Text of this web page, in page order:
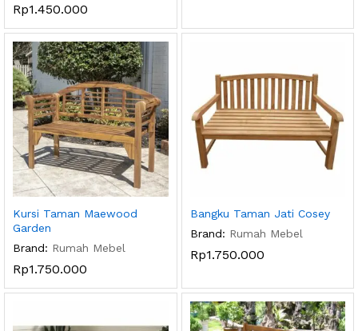
Rp1.450.000
Kursi Taman Maewood
Garden
Brand: Rumah Mebel
Rp1.750.000
Bangku Taman Jati Cosey
Brand: Rumah Mebel
Rp1.750.000